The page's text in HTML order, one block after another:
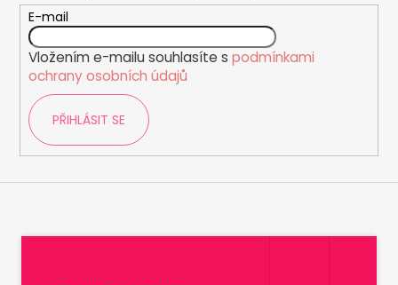
E-mail
Vložením e-mailu souhlasíte s podmínkami
ochrany osobních údajů
PŘIHLÁSIT SE